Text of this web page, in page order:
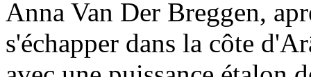
Anna Van Der Breggen,
s'échapper dans la côte